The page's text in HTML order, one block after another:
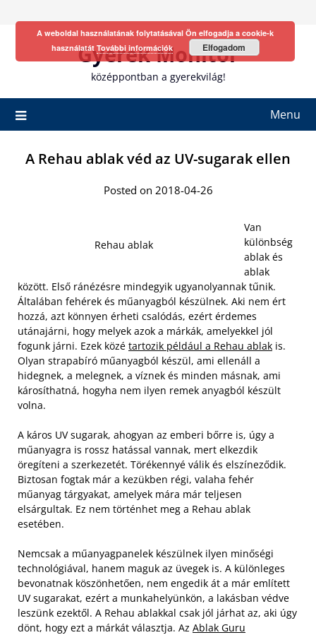
Gyerek Monitor
középpontban a gyerekvilág!
Menu
A Rehau ablak véd az UV-sugarak ellen
Posted on 2018-04-26
Rehau ablak
Van
különbség
ablak és
ablak
között. Első ránézésre mindegyik ugyanolyannak tűnik.
Általában fehérek és műanyagból készülnek. Aki nem ért
hozzá, azt könnyen érheti csalódás, ezért érdemes
utánajárni, hogy melyek azok a márkák, amelyekkel jól
fogunk járni. Ezek közé tartozik például a Rehau ablak is.
Olyan strapabíró műanyagból készül, ami ellenáll a
hidegnek, a melegnek, a víznek és minden másnak, ami
károsíthatná, hogyha nem ilyen remek anyagból készült
volna.
A káros UV sugarak, ahogyan az emberi bőrre is, úgy a
műanyagra is rossz hatással vannak, mert elkezdik
öregíteni a szerkezetét. Törékennyé válik és elszíneződik.
Biztosan fogtak már a kezükben régi, valaha fehér
műanyag tárgyakat, amelyek mára már teljesen
elsárgultak. Ez nem történhet meg a Rehau ablak
esetében.
Nemcsak a műanyagpanelek készülnek ilyen minőségi
technológiával, hanem maguk az üvegek is. A különleges
bevonatnak köszönhetően, nem engedik át a már említett
UV sugarakat, ezért a munkahelyünkön, a lakásban védve
leszünk ezektől. A Rehau ablakkal csak jól járhat az, aki úgy
dönt, hogy ezt a márkát választja. Az Ablak Guru
A weboldal használatának folytatásával Ön elfogadja a cookie-k
használatát További információk Elfogadom